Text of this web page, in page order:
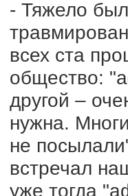
- Тяжело
всех ста
общество:
другой –
нужна.
не
встречал
уже тогда